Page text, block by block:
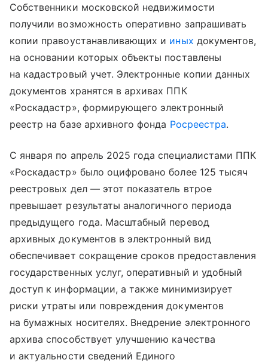
Собственники московской недвижимости
получили возможность оперативно запрашивать
копии правоустанавливающих и иных документов,
на основании которых объекты поставлены
на кадастровый учет. Электронные копии данных
документов хранятся в архивах ППК
«Роскадастр», формирующего электронный
реестр на базе архивного фонда Росреестра.
С января по апрель 2025 года специалистами ППК
«Роскадастр» было оцифровано более 125 тысяч
реестровых дел — этот показатель втрое
превышает результаты аналогичного периода
предыдущего года. Масштабный перевод
архивных документов в электронный вид
обеспечивает сокращение сроков предоставления
государственных услуг, оперативный и удобный
доступ к информации, а также минимизирует
риски утраты или повреждения документов
на бумажных носителях. Внедрение электронного
архива способствует улучшению качества
и актуальности сведений Единого